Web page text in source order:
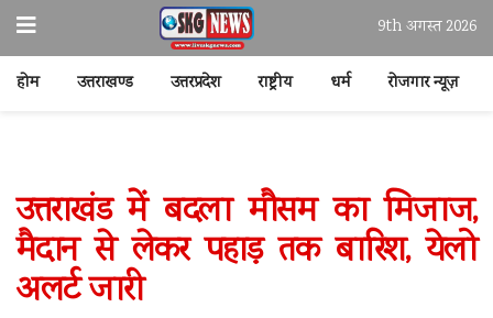
9th अगस्त 2026
होम उत्तराखण्ड उत्तरप्रदेश राष्ट्रीय धर्म रोजगार न्यूज़
उत्तराखंड में बदला मौसम का मिजाज,
मैदान से लेकर पहाड़ तक बारिश, येलो
अलर्ट जारी